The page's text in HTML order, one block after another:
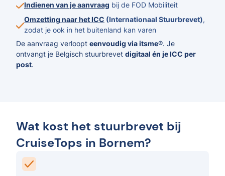
Indienen van je aanvraag bij de FOD Mobiliteit
Omzetting naar het ICC (Internationaal Stuurbrevet),
zodat je ook in het buitenland kan varen
De aanvraag verloopt eenvoudig via itsme®. Je
ontvangt je Belgisch stuurbrevet digitaal én je ICC per
post.
Wat kost het stuurbrevet bij
CruiseTops in Bornem?